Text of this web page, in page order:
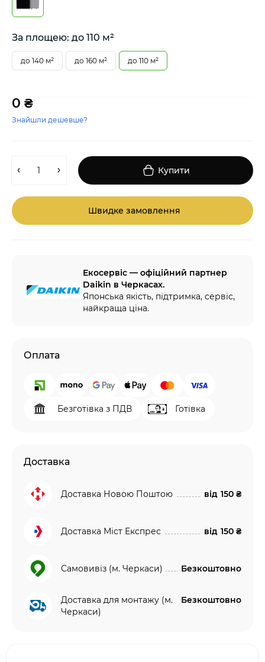
За площею: до 110 м²
до 140 м² до 160 м² до 110 м²
0 ₴
Знайшли дешевше?
Купити
Швидке замовлення
Екосервіс — офіційний партнер
Daikin в Черкасах.
Японська якість, підтримка, сервіс,
найкраща ціна.
Оплата
Безготівка з ПДВ Готівка
Доставка
Доставка Новою Поштою від 150 ₴
Доставка Міст Експрес від 150 ₴
Самовивіз (м. Черкаси) Безкоштовно
Доставка для монтажу (м.
Черкаси)
Безкоштовно